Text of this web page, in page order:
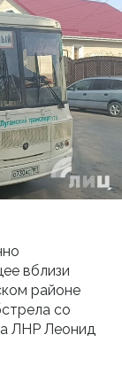
вблизи
районе
со
ЛНР Леонид